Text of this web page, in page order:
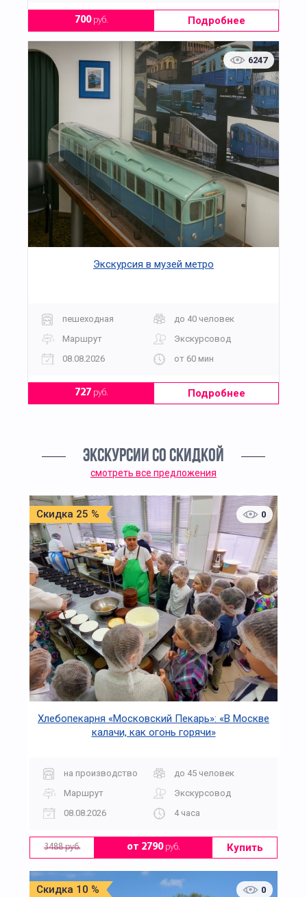
700руб. Подробнее
6247
Экскурсия в музей метро
пешеходная
до 40 человек
Маршрут
Экскурсовод
08.08.2026
от 60 мин
727руб. Подробнее
ЭКСКУРСИИ СО СКИДКОЙ
смотреть все предложения
Скидка 25 % 0
Хлебопекарня «Московский Пекарь»: «В Москве
калачи, как огонь горячи»
на производство
до 45 человек
Маршрут
Экскурсовод
08.08.2026
4 часа
3488 руб. от 2790руб. Купить
Скидка 10 % 0